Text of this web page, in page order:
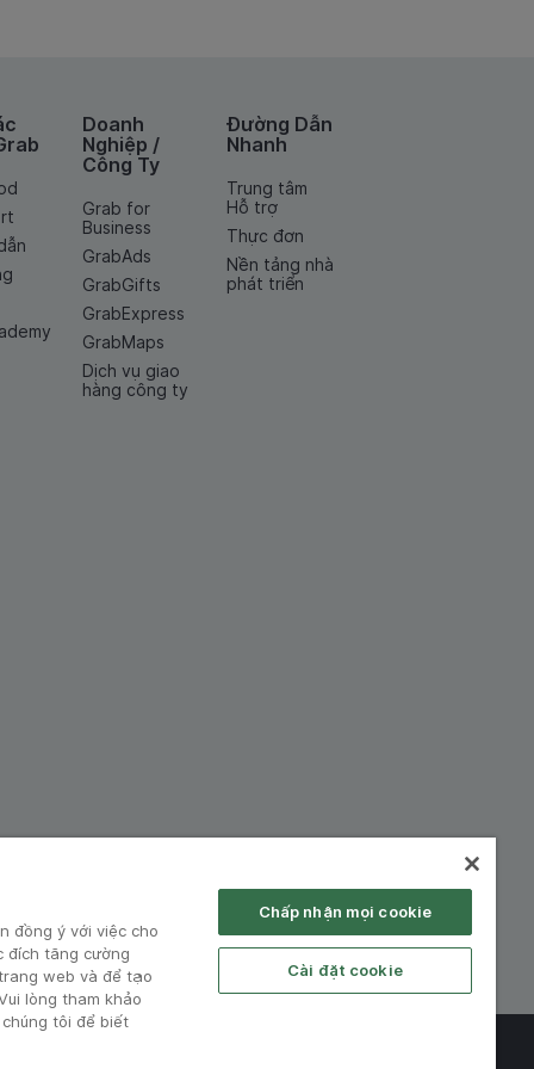
Doanh
Nghiệp /
Công Ty
Grab for
Business
GrabAds
GrabGifts
GrabExpress
GrabMaps
Dịch vụ giao
hàng công ty
Đường Dẫn
Nhanh
Trung tâm
Hỗ trợ
Thực đơn
Nền tảng nhà
phát triển
đồng ý với việc cho
đích tăng cường
web và để tạo
lòng tham khảo
tôi để biết
Chấp nhận mọi cookie
Cài đặt cookie